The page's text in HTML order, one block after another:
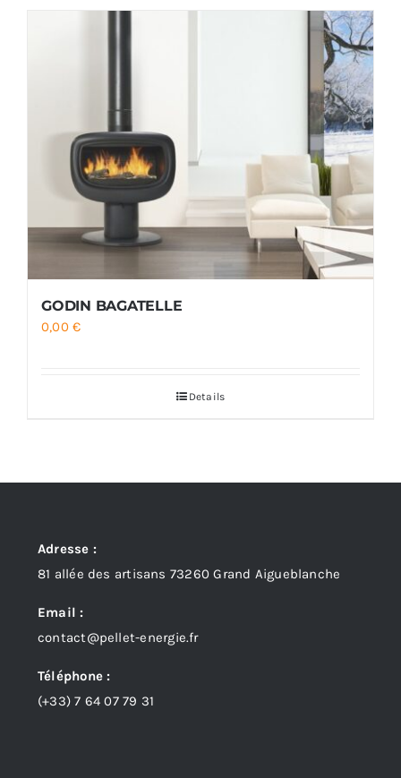
GODIN BAGATELLE
0,00€
Details
Adresse :
81 allée des artisans 73260 Grand Aigueblanche
Email :
contact@pellet-energie.fr
Téléphone :
(+33)7 64 07 79 31